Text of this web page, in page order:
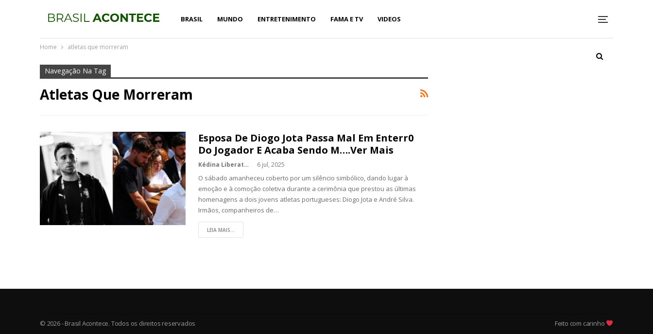
BRASIL MUNDO ENTRETENIMENTO FAMA E TV VIDEOS
Home atletas que morreram
Navegação Na Tag
Atletas Que Morreram
Esposa De Diogo Jota Passa Mal Em Enterr0
Do Jogador E Acaba Sendo M….Ver Mais
Kédina Liberato 6 jul, 2025
O sábado amanheceu coberto por um silêncio simbólico, dando lugar à
emoção e à comoção coletiva durante a cerimônia que prestou as últimas
homenagens a dois jovens atletas portugueses: Diogo Jota e André Silva.
Irmãos, companheiros de…
LEIA MAIS...
© 2026 - Brasil Acontece. Todos os direitos reservados Feito com carinho